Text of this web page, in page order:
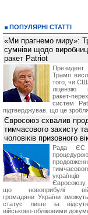
ПОПУЛЯРНІ СТАТТІ
«Ми прагнемо миру»:
сумніви щодо
ракет Patriot
Трамп
того, чи
ліцензію
ракет-
систем
підтверджував, що це
Євросоюз схвалив
тимчасового захисту
чоловіків призовного
Рада ЄС
Євросоюзу,
що новоприбулі
громадяни України
статус лише за
військово-обліковими